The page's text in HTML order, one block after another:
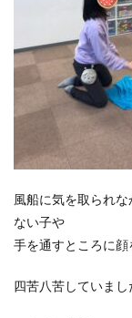
風船に気を取られ
ない子や
手を通すところに
四苦八苦していまし